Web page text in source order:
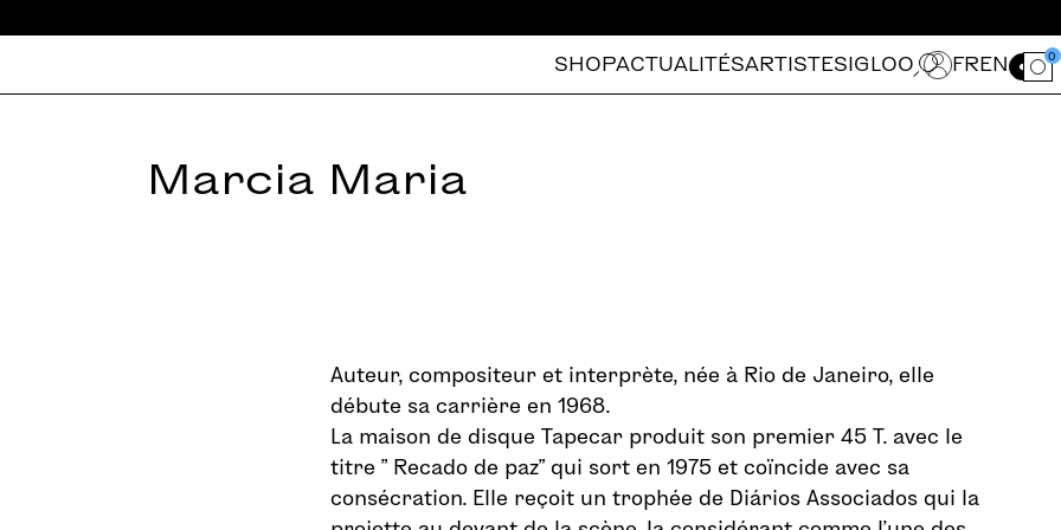
SHOPACTUALITÉSARTISTES IGLOO
Ouvrir le
FR EN 0
Marcia Maria
Auteur, compositeur et interprète, née à Rio de Janeiro, elle
débute sa carrière en 1968.
La maison de disque Tapecar produit son premier 45 T. avec le
titre ” Recado de paz” qui sort en 1975 et coïncide avec sa
consécration. Elle reçoit un trophée de Diários Associados qui la